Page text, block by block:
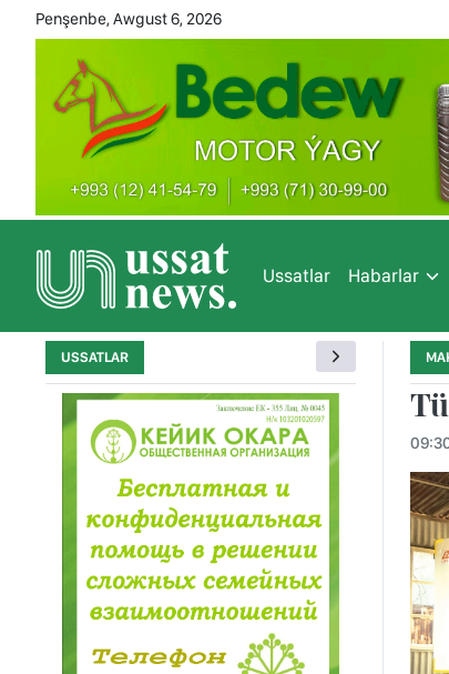
Penşenbe, Awgust 6, 2026
Ussatlar Habarlar
USSATLAR